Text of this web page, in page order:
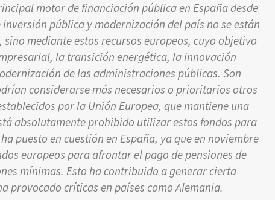
motor de financiación pública en España desde
pública y modernización del país no se están
mediante estos recursos europeos, cuyo objetivo
la transición energética, la innovación
de las administraciones públicas. Son
considerarse más necesarios o prioritarios otros
por la Unión Europea, que mantiene una
absolutamente prohibido utilizar estos fondos para
puesto en cuestión en España, ya que en noviembre
europeos para afrontar el pago de pensiones de
mínimas. Esto ha contribuido a generar cierta
provocado críticas en países como Alemania.